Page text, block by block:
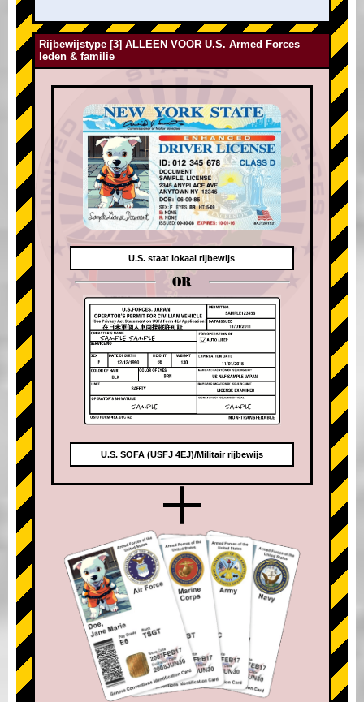
Rijbewijstype [3] ALLEEN VOOR U.S. Armed Forces
leden & familie
U.S. staat lokaal rijbewijs
OR
U.S. SOFA (USFJ 4EJ)/Militair rijbewijs
+